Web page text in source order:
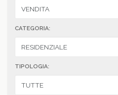
CATEGORIA:
TIPOLOGIA: